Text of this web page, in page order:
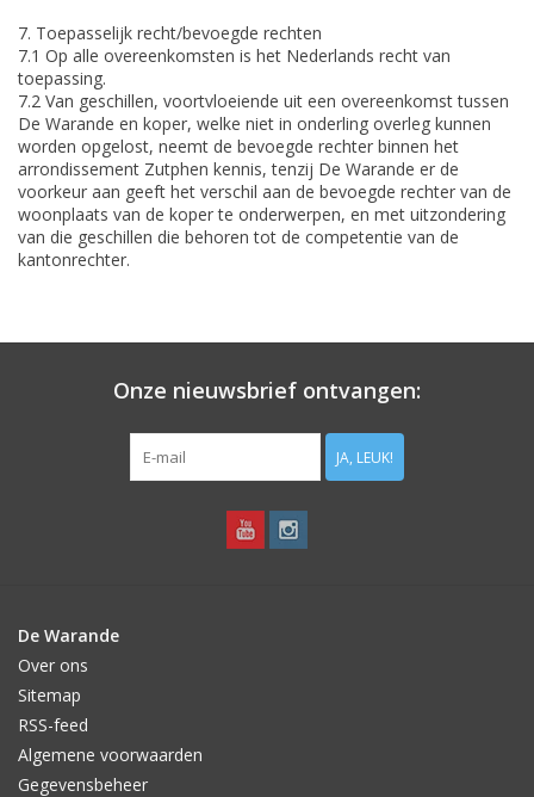
7. Toepasselijk recht/bevoegde rechten
7.1 Op alle overeenkomsten is het Nederlands recht van
toepassing.
7.2 Van geschillen, voortvloeiende uit een overeenkomst tussen
De Warande en koper, welke niet in onderling overleg kunnen
worden opgelost, neemt de bevoegde rechter binnen het
arrondissement Zutphen kennis, tenzij De Warande er de
voorkeur aan geeft het verschil aan de bevoegde rechter van de
woonplaats van de koper te onderwerpen, en met uitzondering
van die geschillen die behoren tot de competentie van de
kantonrechter.
Onze nieuwsbrief ontvangen:
JA, LEUK!
De Warande
Over ons
Sitemap
RSS-feed
Algemene voorwaarden
Gegevensbeheer